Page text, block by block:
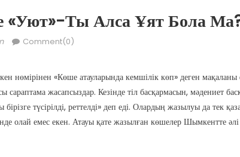
Ты Алса Ұят Бола
Comment(0)
нөмірінен «Көше атауларында кемшілік көп» деген
жасапсыздар. Кезінде тіл басқармасын, мәдениет
түсірілді, реттелді» деп еді. Олардың жазылуы да тек
олай емес екен. Атауы қате жазылған көшелер Шымкентте